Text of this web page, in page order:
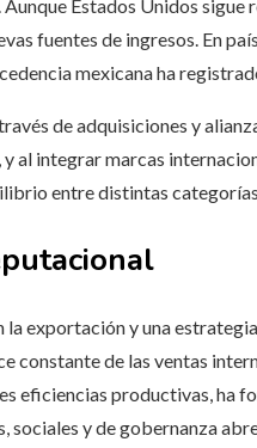
Estados Unidos sigue
fuentes de ingresos. En
mexicana ha
de adquisiciones y
al integrar marcas
entre distintas
la exportación y una
constante de las ventas
eficiencias productivas, ha
y de gobernanza